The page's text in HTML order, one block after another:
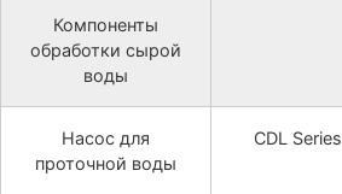
Компоненты
обработки сырой
воды
Насос для
проточной воды
CDL Series